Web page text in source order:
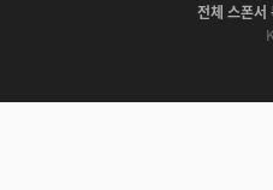
전체 스폰서